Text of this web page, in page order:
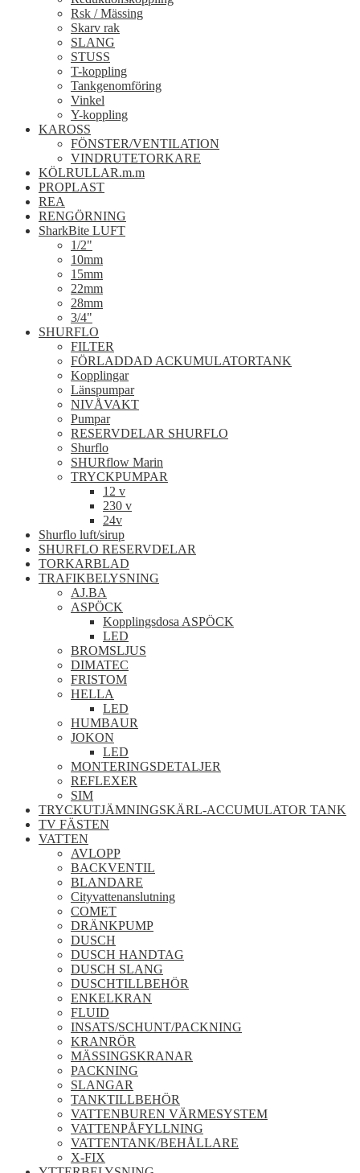
Rsk / Mässing
Skarv rak
SLANG
STUSS
T-koppling
Tankgenomföring
Vinkel
Y-koppling
KAROSS
FÖNSTER/VENTILATION
VINDRUTETORKARE
KÖLRULLAR.m.m
PROPLAST
REA
RENGÖRNING
SharkBite LUFT
1/2"
10mm
15mm
22mm
28mm
3/4"
SHURFLO
FILTER
FÖRLADDAD ACKUMULATORTANK
Kopplingar
Länspumpar
NIVÅVAKT
Pumpar
RESERVDELAR SHURFLO
Shurflo
SHURflow Marin
TRYCKPUMPAR
12 v
230 v
24v
Shurflo luft/sirup
SHURFLO RESERVDELAR
TORKARBLAD
TRAFIKBELYSNING
AJ.BA
ASPÖCK
Kopplingsdosa ASPÖCK
LED
BROMSLJUS
DIMATEC
FRISTOM
HELLA
LED
HUMBAUR
JOKON
LED
MONTERINGSDETALJER
REFLEXER
SIM
TRYCKUTJÄMNINGSKÄRL-ACCUMULATOR TANK
TV FÄSTEN
VATTEN
AVLOPP
BACKVENTIL
BLANDARE
Cityvattenanslutning
COMET
DRÄNKPUMP
DUSCH
DUSCH HANDTAG
DUSCH SLANG
DUSCHTILLBEHÖR
ENKELKRAN
FLUID
INSATS/SCHUNT/PACKNING
KRANRÖR
MÄSSINGSKRANAR
PACKNING
SLANGAR
TANKTILLBEHÖR
VATTENBUREN VÄRMESYSTEM
VATTENPÅFYLLNING
VATTENTANK/BEHÅLLARE
X-FIX